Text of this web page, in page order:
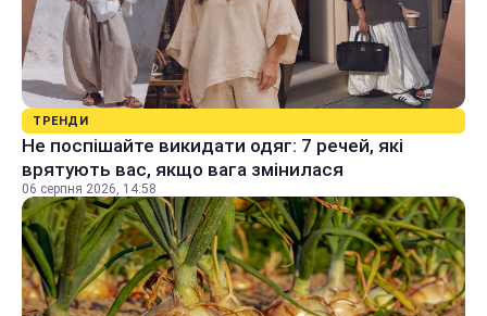
ТРЕНДИ
Не поспішайте викидати одяг: 7 речей, які
врятують вас, якщо вага змінилася
06 серпня 2026, 14:58